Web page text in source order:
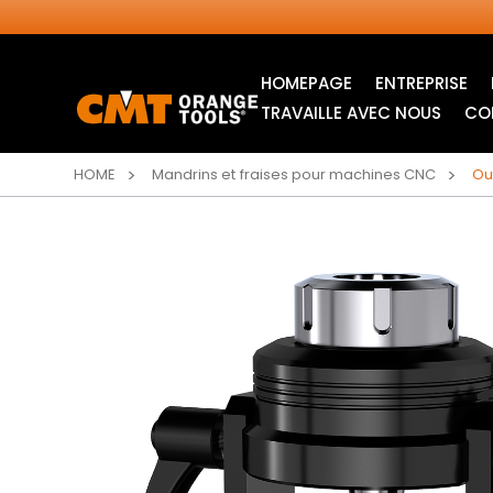
HOMEPAGE ENTREPRISE
LAMES CIRCULAIRES
INDUSTRIELLES
LAMES POUR SCIE
SAUTEUSE
TRAVAILLE AVEC NOUS
HOME Mandrins et fraises pour machines CNC